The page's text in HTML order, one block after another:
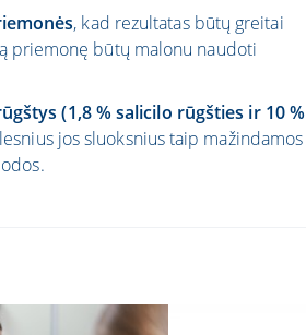
, kad rezultatas būtų greitai
priemonę būtų malonu naudoti
(1,8 % salicilo rūgšties ir 10 %
jos sluoksnius taip mažindamos